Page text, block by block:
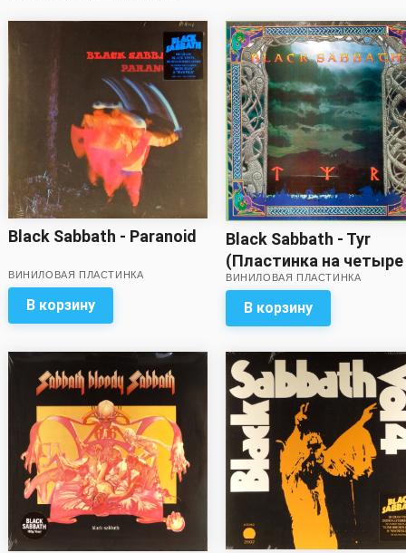
Black Sabbath - Paranoid
ВИНИЛОВАЯ ПЛАСТИНКА
В корзину
Black Sabbath - Tyr
(Пластинка на четыре
минусом!)
ВИНИЛОВАЯ ПЛАСТИНКА
В корзину